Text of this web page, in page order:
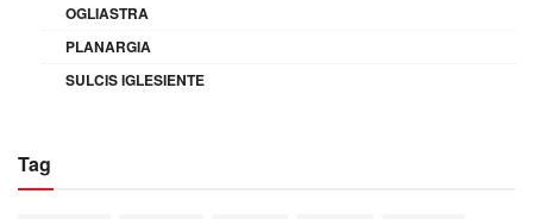
OGLIASTRA
PLANARGIA
SULCIS IGLESIENTE
Tag